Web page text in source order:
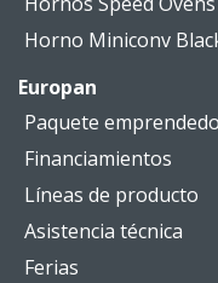
Horno Miniconv
Europan
Paquete
Financiamientos
Líneas de producto
Asistencia técnica
Ferias